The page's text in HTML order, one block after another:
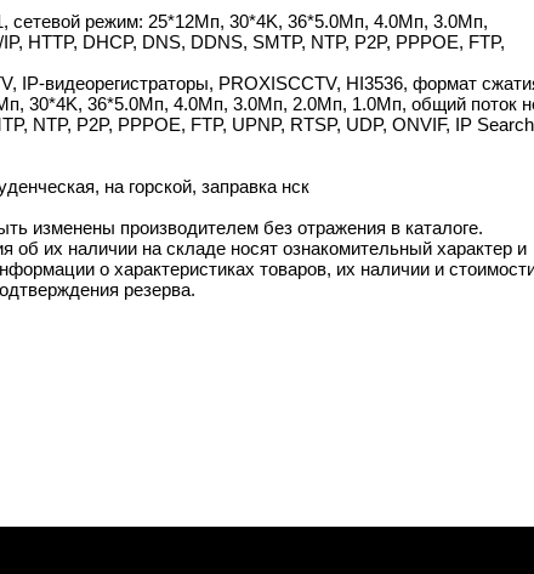
сетевой режим: 25*12Мп, 30*4K, 36*5.0Мп, 4.0Мп, 3.0Мп,
HTTP, DHCP, DNS, DDNS, SMTP, NTP, P2P, PPPOE, FTP,
IP-видеорегистраторы, PROXISCCTV, HI3536, формат
30*4K, 36*5.0Мп, 4.0Мп, 3.0Мп, 2.0Мп, 1.0Мп, общий поток
NTP, P2P, PPPOE, FTP, UPNP, RTSP, UDP, ONVIF, IP
на горской, заправка нск
изменены производителем без отражения в каталоге.
их наличии на складе носят ознакомительный характер и
о характеристиках товаров, их наличии и
резерва.